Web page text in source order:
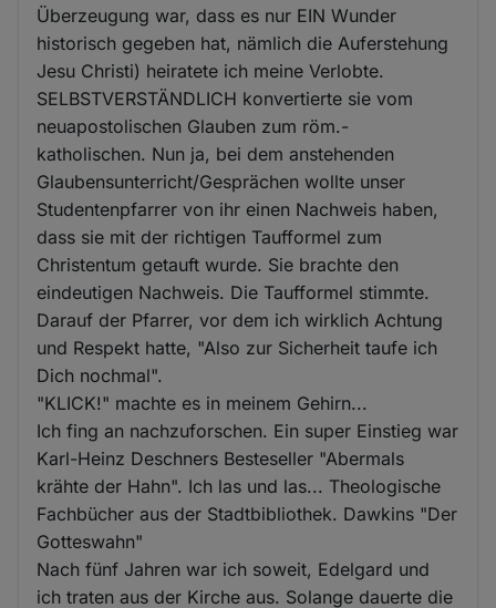
Überzeugung war, dass es nur EIN Wunder
historisch gegeben hat, nämlich die Auferstehung
Jesu Christi) heiratete ich meine Verlobte.
SELBSTVERSTÄNDLICH konvertierte sie vom
neuapostolischen Glauben zum röm.-
katholischen. Nun ja, bei dem anstehenden
Glaubensunterricht/Gesprächen wollte unser
Studentenpfarrer von ihr einen Nachweis haben,
dass sie mit der richtigen Taufformel zum
Christentum getauft wurde. Sie brachte den
eindeutigen Nachweis. Die Taufformel stimmte.
Darauf der Pfarrer, vor dem ich wirklich Achtung
und Respekt hatte, "Also zur Sicherheit taufe ich
Dich nochmal".
"KLICK!" machte es in meinem Gehirn...
Ich fing an nachzuforschen. Ein super Einstieg war
Karl-Heinz Deschners Besteseller "Abermals
krähte der Hahn". Ich las und las... Theologische
Fachbücher aus der Stadtbibliothek. Dawkins "Der
Gotteswahn"
Nach fünf Jahren war ich soweit, Edelgard und
ich traten aus der Kirche aus. Solange dauerte die